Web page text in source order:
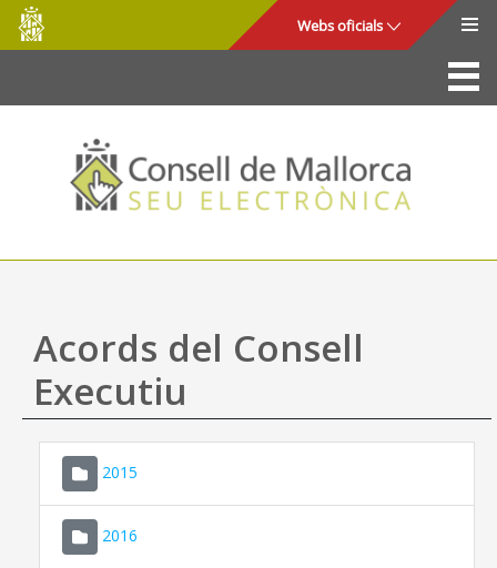
Salta al contingut principal
Consell
de
Mallorca
Webs oficials
La Seu
Consell de Mallorca
Accés i seguretat
Utilitats
Ajuda
Acords del Consell
Executiu
2015
2016